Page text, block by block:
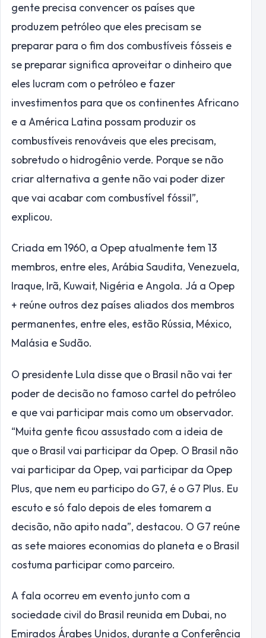
gente precisa convencer os países que
produzem petróleo que eles precisam se
preparar para o fim dos combustíveis fósseis e
se preparar significa aproveitar o dinheiro que
eles lucram com o petróleo e fazer
investimentos para que os continentes Africano
e a América Latina possam produzir os
combustíveis renováveis que eles precisam,
sobretudo o hidrogênio verde. Porque se não
criar alternativa a gente não vai poder dizer
que vai acabar com combustível fóssil”,
explicou.
Criada em 1960, a Opep atualmente tem 13
membros, entre eles, Arábia Saudita, Venezuela,
Iraque, Irã, Kuwait, Nigéria e Angola. Já a Opep
+ reúne outros dez países aliados dos membros
permanentes, entre eles, estão Rússia, México,
Malásia e Sudão.
O presidente Lula disse que o Brasil não vai ter
poder de decisão no famoso cartel do petróleo
e que vai participar mais como um observador.
“Muita gente ficou assustado com a ideia de
que o Brasil vai participar da Opep. O Brasil não
vai participar da Opep, vai participar da Opep
Plus, que nem eu participo do G7, é o G7 Plus. Eu
escuto e só falo depois de eles tomarem a
decisão, não apito nada”, destacou. O G7 reúne
as sete maiores economias do planeta e o Brasil
costuma participar como parceiro.
A fala ocorreu em evento junto com a
sociedade civil do Brasil reunida em Dubai, no
Emirados Árabes Unidos, durante a Conferência